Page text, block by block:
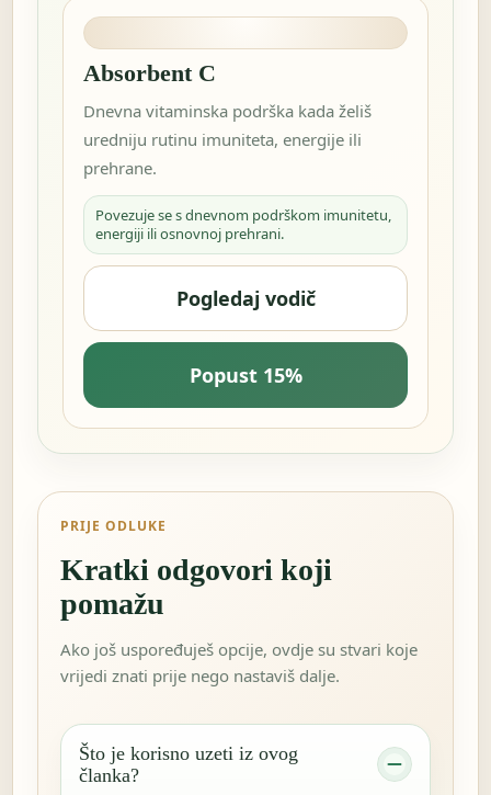
Absorbent C
Dnevna vitaminska podrška kada želiš
uredniju rutinu imuniteta, energije ili
prehrane.
Povezuje se s dnevnom podrškom imunitetu,
energiji ili osnovnoj prehrani.
Pogledaj vodič
Popust 15%
PRIJE ODLUKE
Kratki odgovori koji
pomažu
Ako još uspoređuješ opcije, ovdje su stvari koje
vrijedi znati prije nego nastaviš dalje.
Što je korisno uzeti iz ovog
članka?